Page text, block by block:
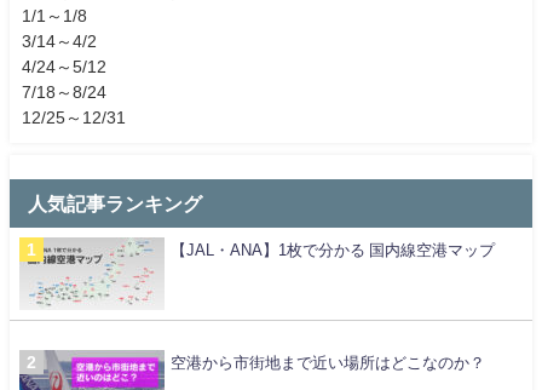
1/1～1/8
3/14～4/2
4/24～5/12
7/18～8/24
12/25～12/31
人気記事ランキング
【JAL・ANA】1枚で分かる 国内線空港マップ
空港から市街地まで近い場所はどこなのか？